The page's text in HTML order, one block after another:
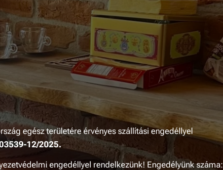
egész területére érvényes szállítási engedéllyel
12/2025.
engedéllyel rendelkezünk! Engedélyünk száma: